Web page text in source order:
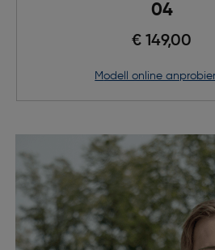
04
€ 149,00
Modell online